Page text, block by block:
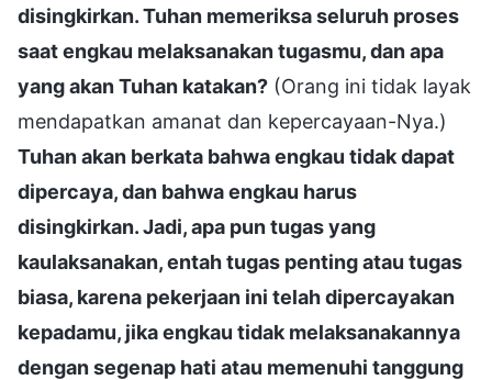
disingkirkan. Tuhan memeriksa seluruh proses
saat engkau melaksanakan tugasmu, dan apa
yang akan Tuhan katakan? (Orang ini tidak layak
mendapatkan amanat dan kepercayaan-Nya.)
Tuhan akan berkata bahwa engkau tidak dapat
dipercaya, dan bahwa engkau harus
disingkirkan. Jadi, apa pun tugas yang
kaulaksanakan, entah tugas penting atau tugas
biasa, karena pekerjaan ini telah dipercayakan
kepadamu, jika engkau tidak melaksanakannya
dengan segenap hati atau memenuhi tanggung